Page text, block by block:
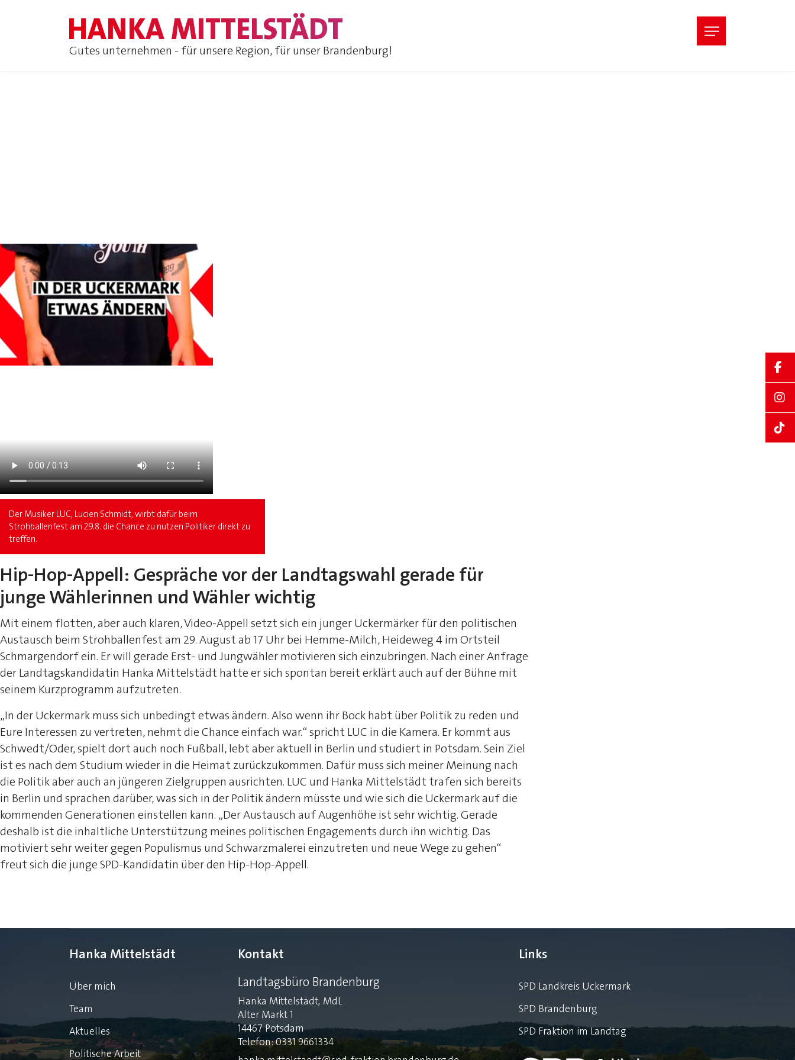
HANKA MITTELSTÄDT
Gutes unternehmen - für unsere Region, für unser Brandenburg!
Der Musiker LUC, Lucien Schmidt, wirbt dafür beim
Strohballenfest am 29.8. die Chance zu nutzen Politiker direkt zu
treffen.
Hip-Hop-Appell: Gespräche vor der Landtagswahl gerade für
junge Wählerinnen und Wähler wichtig
Mit einem flotten, aber auch klaren, Video-Appell setzt sich ein junger Uckermärker für den politischen
Austausch beim Strohballenfest am 29. August ab 17 Uhr bei Hemme-Milch, Heideweg 4 im Ortsteil
Schmargendorf ein. Er will gerade Erst- und Jungwähler motivieren sich einzubringen. Nach einer Anfrage
der Landtagskandidatin Hanka Mittelstädt hatte er sich spontan bereit erklärt auch auf der Bühne mit
seinem Kurzprogramm aufzutreten.
„In der Uckermark muss sich unbedingt etwas ändern. Also wenn ihr Bock habt über Politik zu reden und
Eure Interessen zu vertreten, nehmt die Chance einfach war.“ spricht LUC in die Kamera. Er kommt aus
Schwedt/Oder, spielt dort auch noch Fußball, lebt aber aktuell in Berlin und studiert in Potsdam. Sein Ziel
ist es nach dem Studium wieder in die Heimat zurückzukommen. Dafür muss sich meiner Meinung nach
die Politik aber auch an jüngeren Zielgruppen ausrichten. LUC und Hanka Mittelstädt trafen sich bereits
in Berlin und sprachen darüber, was sich in der Politik ändern müsste und wie sich die Uckermark auf die
kommenden Generationen einstellen kann. „Der Austausch auf Augenhöhe ist sehr wichtig. Gerade
deshalb ist die inhaltliche Unterstützung meines politischen Engagements durch ihn wichtig. Das
motiviert sehr weiter gegen Populismus und Schwarzmalerei einzutreten und neue Wege zu gehen“
freut sich die junge SPD-Kandidatin über den Hip-Hop-Appell.
Hanka Mittelstädt
Über mich
Team
Aktuelles
Politische Arbeit
Kontakt
Landtagsbüro Brandenburg
Hanka Mittelstädt, MdL
Alter Markt 1
14467 Potsdam
Telefon: 0331 9661334
Links
SPD Landkreis Uckermark
SPD Brandenburg
SPD Fraktion im Landtag